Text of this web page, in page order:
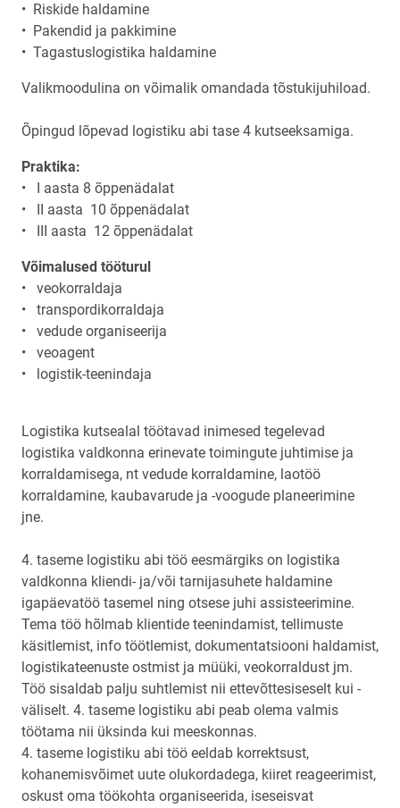
• Riskide haldamine
• Pakendid ja pakkimine
• Tagastuslogistika haldamine
Valikmoodulina on võimalik omandada tõstukijuhiload.
Õpingud lõpevad logistiku abi tase 4 kutseeksamiga.
Praktika:
• I aasta 8 õppenädalat
• II aasta 10 õppenädalat
• III aasta 12 õppenädalat
Võimalused tööturul
• veokorraldaja
• transpordikorraldaja
• vedude organiseerija
• veoagent
• logistik-teenindaja
Logistika kutsealal töötavad inimesed tegelevad
logistika valdkonna erinevate toimingute juhtimise ja
korraldamisega, nt vedude korraldamine, laotöö
korraldamine, kaubavarude ja -voogude planeerimine
jne.
4. taseme logistiku abi töö eesmärgiks on logistika
valdkonna kliendi- ja/või tarnijasuhete haldamine
igapäevatöö tasemel ning otsese juhi assisteerimine.
Tema töö hõlmab klientide teenindamist, tellimuste
käsitlemist, info töötlemist, dokumentatsiooni haldamist,
logistikateenuste ostmist ja müüki, veokorraldust jm.
Töö sisaldab palju suhtlemist nii ettevõttesiseselt kui -
väliselt. 4. taseme logistiku abi peab olema valmis
töötama nii üksinda kui meeskonnas.
4. taseme logistiku abi töö eeldab korrektsust,
kohanemisvõimet uute olukordadega, kiiret reageerimist,
oskust oma töökohta organiseerida, iseseisvat